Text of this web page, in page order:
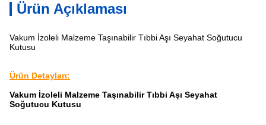
Ürün Açıklaması
Vakum İzoleli Malzeme Taşınabilir Tıbbi Aşı Seyahat Soğutucu
Kutusu
Ürün Detayları:
Vakum İzoleli Malzeme Taşınabilir Tıbbi Aşı Seyahat
Soğutucu Kutusu